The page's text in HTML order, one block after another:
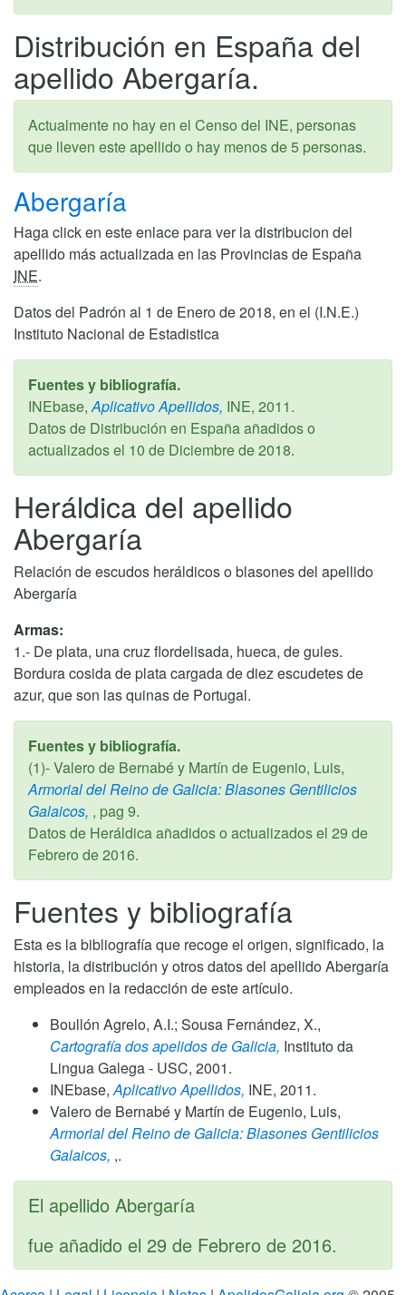
Distribución en España del
apellido Abergaría.
Actualmente no hay en el Censo del INE, personas
que lleven este apellido o hay menos de 5 personas.
Abergaría
Haga click en este enlace para ver la distribucion del
apellido más actualizada en las Provincias de España
INE.
Datos del Padrón al 1 de Enero de 2018, en el (I.N.E.)
Instituto Nacional de Estadistica
Fuentes y bibliografía.
INEbase,Aplicativo Apellidos, INE, 2011.
Datos de Distribución en España añadidos o
actualizados el 10 de Diciembre de 2018.
Heráldica del apellido
Abergaría
Relación de escudos heráldicos o blasones del apellido
Abergaría
Armas:
1.- De plata, una cruz flordelisada, hueca, de gules.
Bordura cosida de plata cargada de diez escudetes de
azur, que son las quinas de Portugal.
Fuentes y bibliografía.
(1)- Valero de Bernabé y Martín de Eugenio, Luis,
Armorial del Reino de Galicia: Blasones Gentilicios
Galaicos, , pag 9.
Datos de Heráldica añadidos o actualizados el 29 de
Febrero de 2016.
Fuentes y bibliografía
Esta es la bibliografía que recoge el origen, significado, la
historia, la distribución y otros datos del apellido Abergaría
empleados en la redacción de este artículo.
Boullón Agrelo, A.I.; Sousa Fernández, X.,
Cartografía dos apelidos de Galicia, Instituto da
Lingua Galega - USC, 2001.
INEbase,Aplicativo Apellidos, INE, 2011.
Valero de Bernabé y Martín de Eugenio, Luis,
Armorial del Reino de Galicia: Blasones Gentilicios
Galaicos, ,.
El apellido Abergaría
fue añadido el 29 de Febrero de 2016.